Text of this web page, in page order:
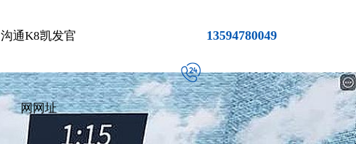
沟通K8凯发官
网网址
13594780049